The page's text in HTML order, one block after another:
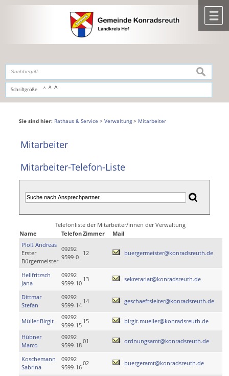
,zur Navigationoderzur Startseitespringen.
Schriftgröße A A A
suchen
Sie sind hier: Rathaus & Service > Verwaltung> Mitarbeiter
Mitarbeiter
Mitarbeiter-Telefon-Liste
Telefonliste der Mitarbeiter/innen der Verwaltung
Name
TelefonZimmer
Mail
Ploß Andreas
Erster
Bürgermeister
09292
9599-0
12 buergermeister@konradsreuth.de
Hellfritzsch
Jana
09292
9599-10
13 sekretariat@konradsreuth.de
Dittmar
Stefan
09292
9599-14
14 geschaeftsleiter@konradsreuth.de
Müller Birgit
09292
9599-15
15 birgit.mueller@konradsreuth.de
Hübner
Marco
09292
9599-18
01 ordnungsamt@konradsreuth.de
Koschemann
Sabrina
09292
9599-16
02 buergeramt@konradsreuth.de